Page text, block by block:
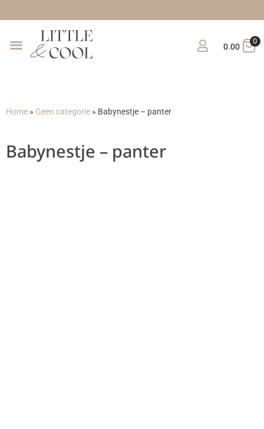
0.00
0
Home » Geen categorie » Babynestje – panter
Babynestje – panter